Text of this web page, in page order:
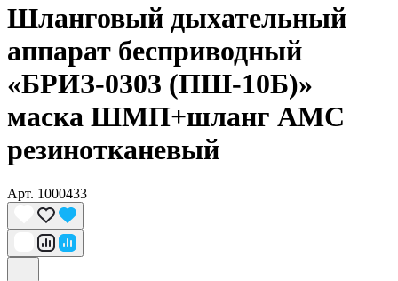
Шланговый дыхательный
аппарат бесприводный
«БРИЗ-0303 (ПШ-10Б)»
маска ШМП+шланг АМС
резинотканевый
Арт. 1000433